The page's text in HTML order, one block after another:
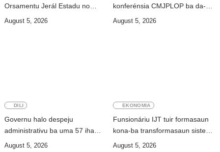
Orsamentu Jerál Estadu no
Jestaun Finanseira Públika
August 5, 2026
konferénsia CMJPLOP ba da-
XIX
August 5, 2026
DILI
Governu halo despeju
administrativu ba uma 57 iha
Metiaut ba alargamentu estrada
August 5, 2026
EKONOMIA
Funsionáriu IJT tuir formasaun
kona-ba transformasaun sistema
baze dadus
August 5, 2026